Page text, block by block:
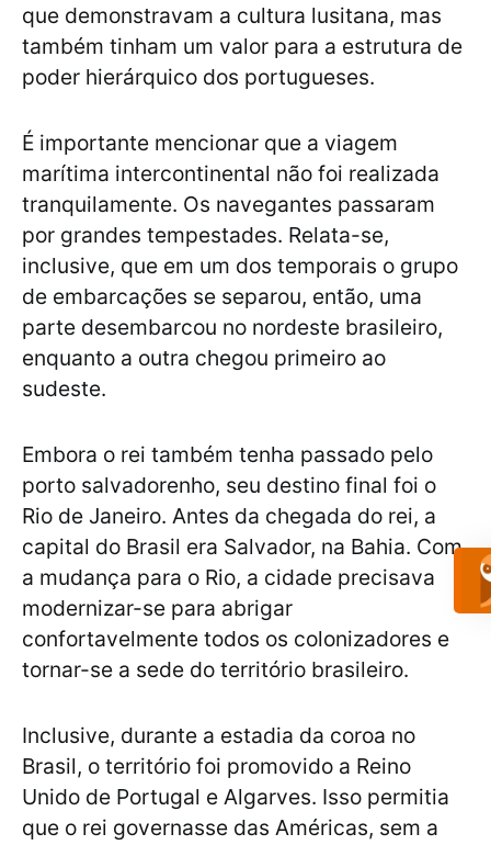
que demonstravam a cultura lusitana, mas
também tinham um valor para a estrutura de
poder hierárquico dos portugueses.
É importante mencionar que a viagem
marítima intercontinental não foi realizada
tranquilamente. Os navegantes passaram
por grandes tempestades. Relata-se,
inclusive, que em um dos temporais o grupo
de embarcações se separou, então, uma
parte desembarcou no nordeste brasileiro,
enquanto a outra chegou primeiro ao
sudeste.
Embora o rei também tenha passado pelo
porto salvadorenho, seu destino final foi o
Rio de Janeiro. Antes da chegada do rei, a
capital do Brasil era Salvador, na Bahia. Com
a mudança para o Rio, a cidade precisava
modernizar-se para abrigar
confortavelmente todos os colonizadores e
tornar-se a sede do território brasileiro.
Inclusive, durante a estadia da coroa no
Brasil, o território foi promovido a Reino
Unido de Portugal e Algarves. Isso permitia
que o rei governasse das Américas, sem a